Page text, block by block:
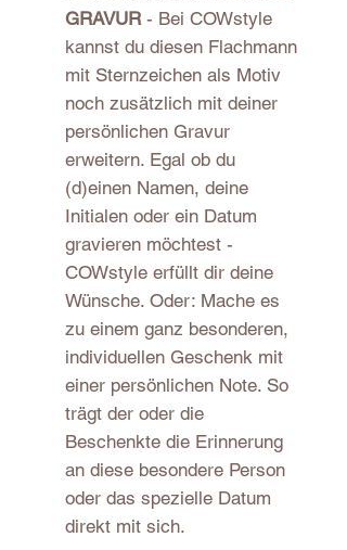
GRAVUR - Bei COWstyle
kannst du diesen Flachmann
mit Sternzeichen als Motiv
noch zusätzlich mit deiner
persönlichen Gravur
erweitern. Egal ob du
(d)einen Namen, deine
Initialen oder ein Datum
gravieren möchtest -
COWstyle erfüllt dir deine
Wünsche. Oder: Mache es
zu einem ganz besonderen,
individuellen Geschenk mit
einer persönlichen Note. So
trägt der oder die
Beschenkte die Erinnerung
an diese besondere Person
oder das spezielle Datum
direkt mit sich.